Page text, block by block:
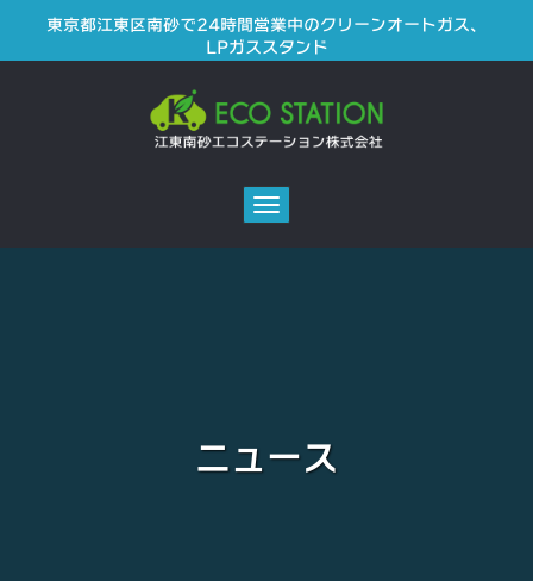
東京都江東区南砂で24時間営業中のクリーンオートガス、
LPガススタンド
Toggle
ニュース